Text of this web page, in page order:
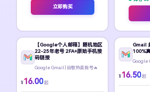
立即购买
【Google个人邮箱】随机地区
22-25年老号 2FA+原始手机接
码链接
Google Gmail | 谷歌热卖账号🔥
¥16.00 起
Gmail
100%
Google
¥16.50 起